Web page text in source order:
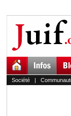
Société|